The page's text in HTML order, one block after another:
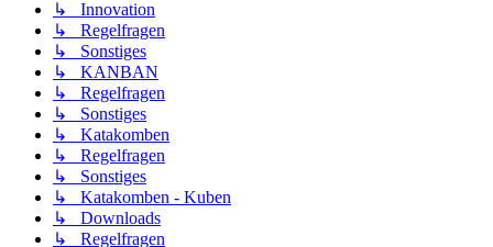
↳ Innovation
↳ Regelfragen
↳ Sonstiges
↳ KANBAN
↳ Regelfragen
↳ Sonstiges
↳ Katakomben
↳ Regelfragen
↳ Sonstiges
↳ Katakomben - Kuben
↳ Downloads
↳ Regelfragen